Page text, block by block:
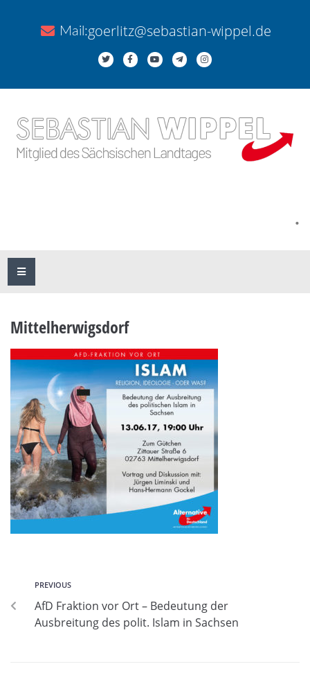
Mail:goerlitz@sebastian-wippel.de
.
Mittelherwigsdorf
PREVIOUS
AfD Fraktion vor Ort – Bedeutung der
Ausbreitung des polit. Islam in Sachsen